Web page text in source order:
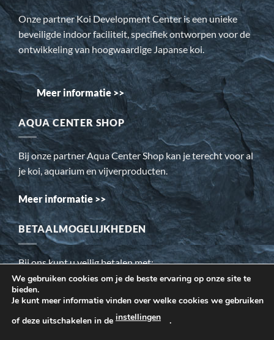
Onze partner Koi Development Center is een unieke
beveiligde indoor faciliteit, specifiek ontworpen voor de
ontwikkeling van hoogwaardige Japanse koi.
Meer informatie >>
AQUA CENTER SHOP
Bij onze partner Aqua Center Shop kan je terecht voor al
je koi, aquarium en vijverproducten.
Meer informatie >>
BETAALMOGELIJKHEDEN
Bij ons kunt u veilig betalen met:
We gebruiken cookies om je de beste ervaring op onze site te
bieden.
Je kunt meer informatie vinden over welke cookies we gebruiken
of deze uitschakelen in de instellingen .
Wij gebruiken cookies om ervoor te zorgen dat onze website
voor de bezoeker beter werkt. Daarnaast gebruiken wij o.a.
cookies voor onze webstatistieken.